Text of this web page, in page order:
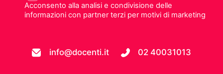
Acconsento alla analisi e condivisione delle
informazioni con partner terzi per motivi di marketing
info@docenti.it 02 40031013